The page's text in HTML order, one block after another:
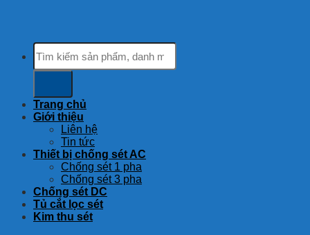
Tìm
kiếm:
Trang chủ
Giới thiệu
Liên hệ
Tin tức
Thiết bị chống sét AC
Chống sét 1 pha
Chống sét 3 pha
Chống sét DC
Tủ cắt lọc sét
Kim thu sét